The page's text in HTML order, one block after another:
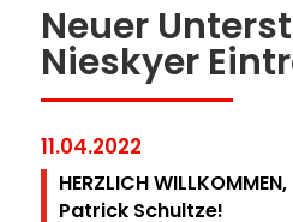
Neuer
Nieskyer
11.04.2022
HERZLICH
Patrick Schultze!